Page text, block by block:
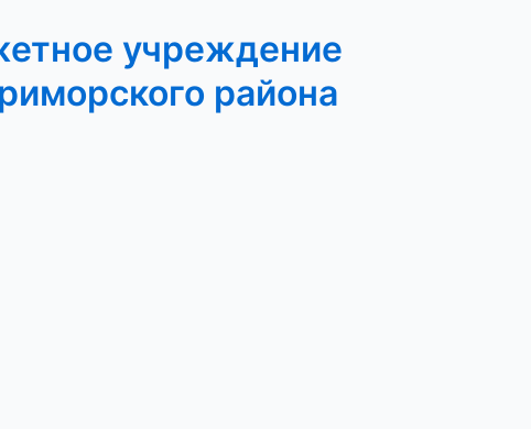
учреждение
района